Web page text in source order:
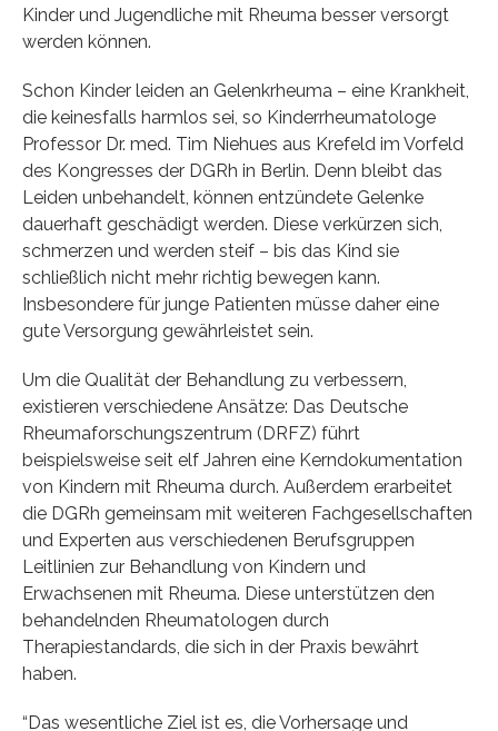
Kinder und Jugendliche mit Rheuma besser versorgt
werden können.
Schon Kinder leiden an Gelenkrheuma – eine Krankheit,
die keinesfalls harmlos sei, so Kinderrheumatologe
Professor Dr. med. Tim Niehues aus Krefeld im Vorfeld
des Kongresses der DGRh in Berlin. Denn bleibt das
Leiden unbehandelt, können entzündete Gelenke
dauerhaft geschädigt werden. Diese verkürzen sich,
schmerzen und werden steif – bis das Kind sie
schließlich nicht mehr richtig bewegen kann.
Insbesondere für junge Patienten müsse daher eine
gute Versorgung gewährleistet sein.
Um die Qualität der Behandlung zu verbessern,
existieren verschiedene Ansätze: Das Deutsche
Rheumaforschungszentrum (DRFZ) führt
beispielsweise seit elf Jahren eine Kerndokumentation
von Kindern mit Rheuma durch. Außerdem erarbeitet
die DGRh gemeinsam mit weiteren Fachgesellschaften
und Experten aus verschiedenen Berufsgruppen
Leitlinien zur Behandlung von Kindern und
Erwachsenen mit Rheuma. Diese unterstützen den
behandelnden Rheumatologen durch
Therapiestandards, die sich in der Praxis bewährt
haben.
“Das wesentliche Ziel ist es, die Vorhersage und